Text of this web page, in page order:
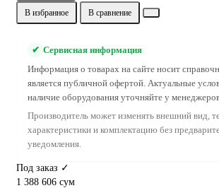
В избранное В сравнение
✔ Сервисная информация
Информация о товарах на сайте носит
является публичной офертой. Актуальные
наличие оборудования уточняйте у
Производитель может изменять внешний вид,
характеристики и комплектацию без
уведомления.
Под заказ ✓
1 388 606 сум